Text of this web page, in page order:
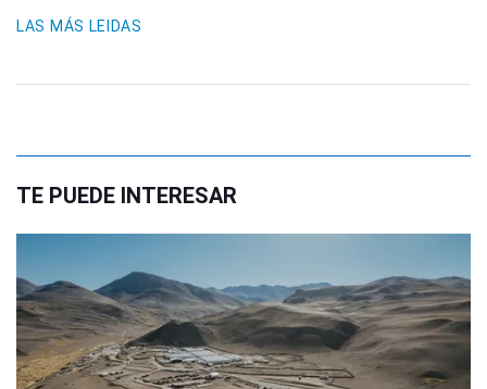
LAS MÁS LEIDAS
TE PUEDE INTERESAR